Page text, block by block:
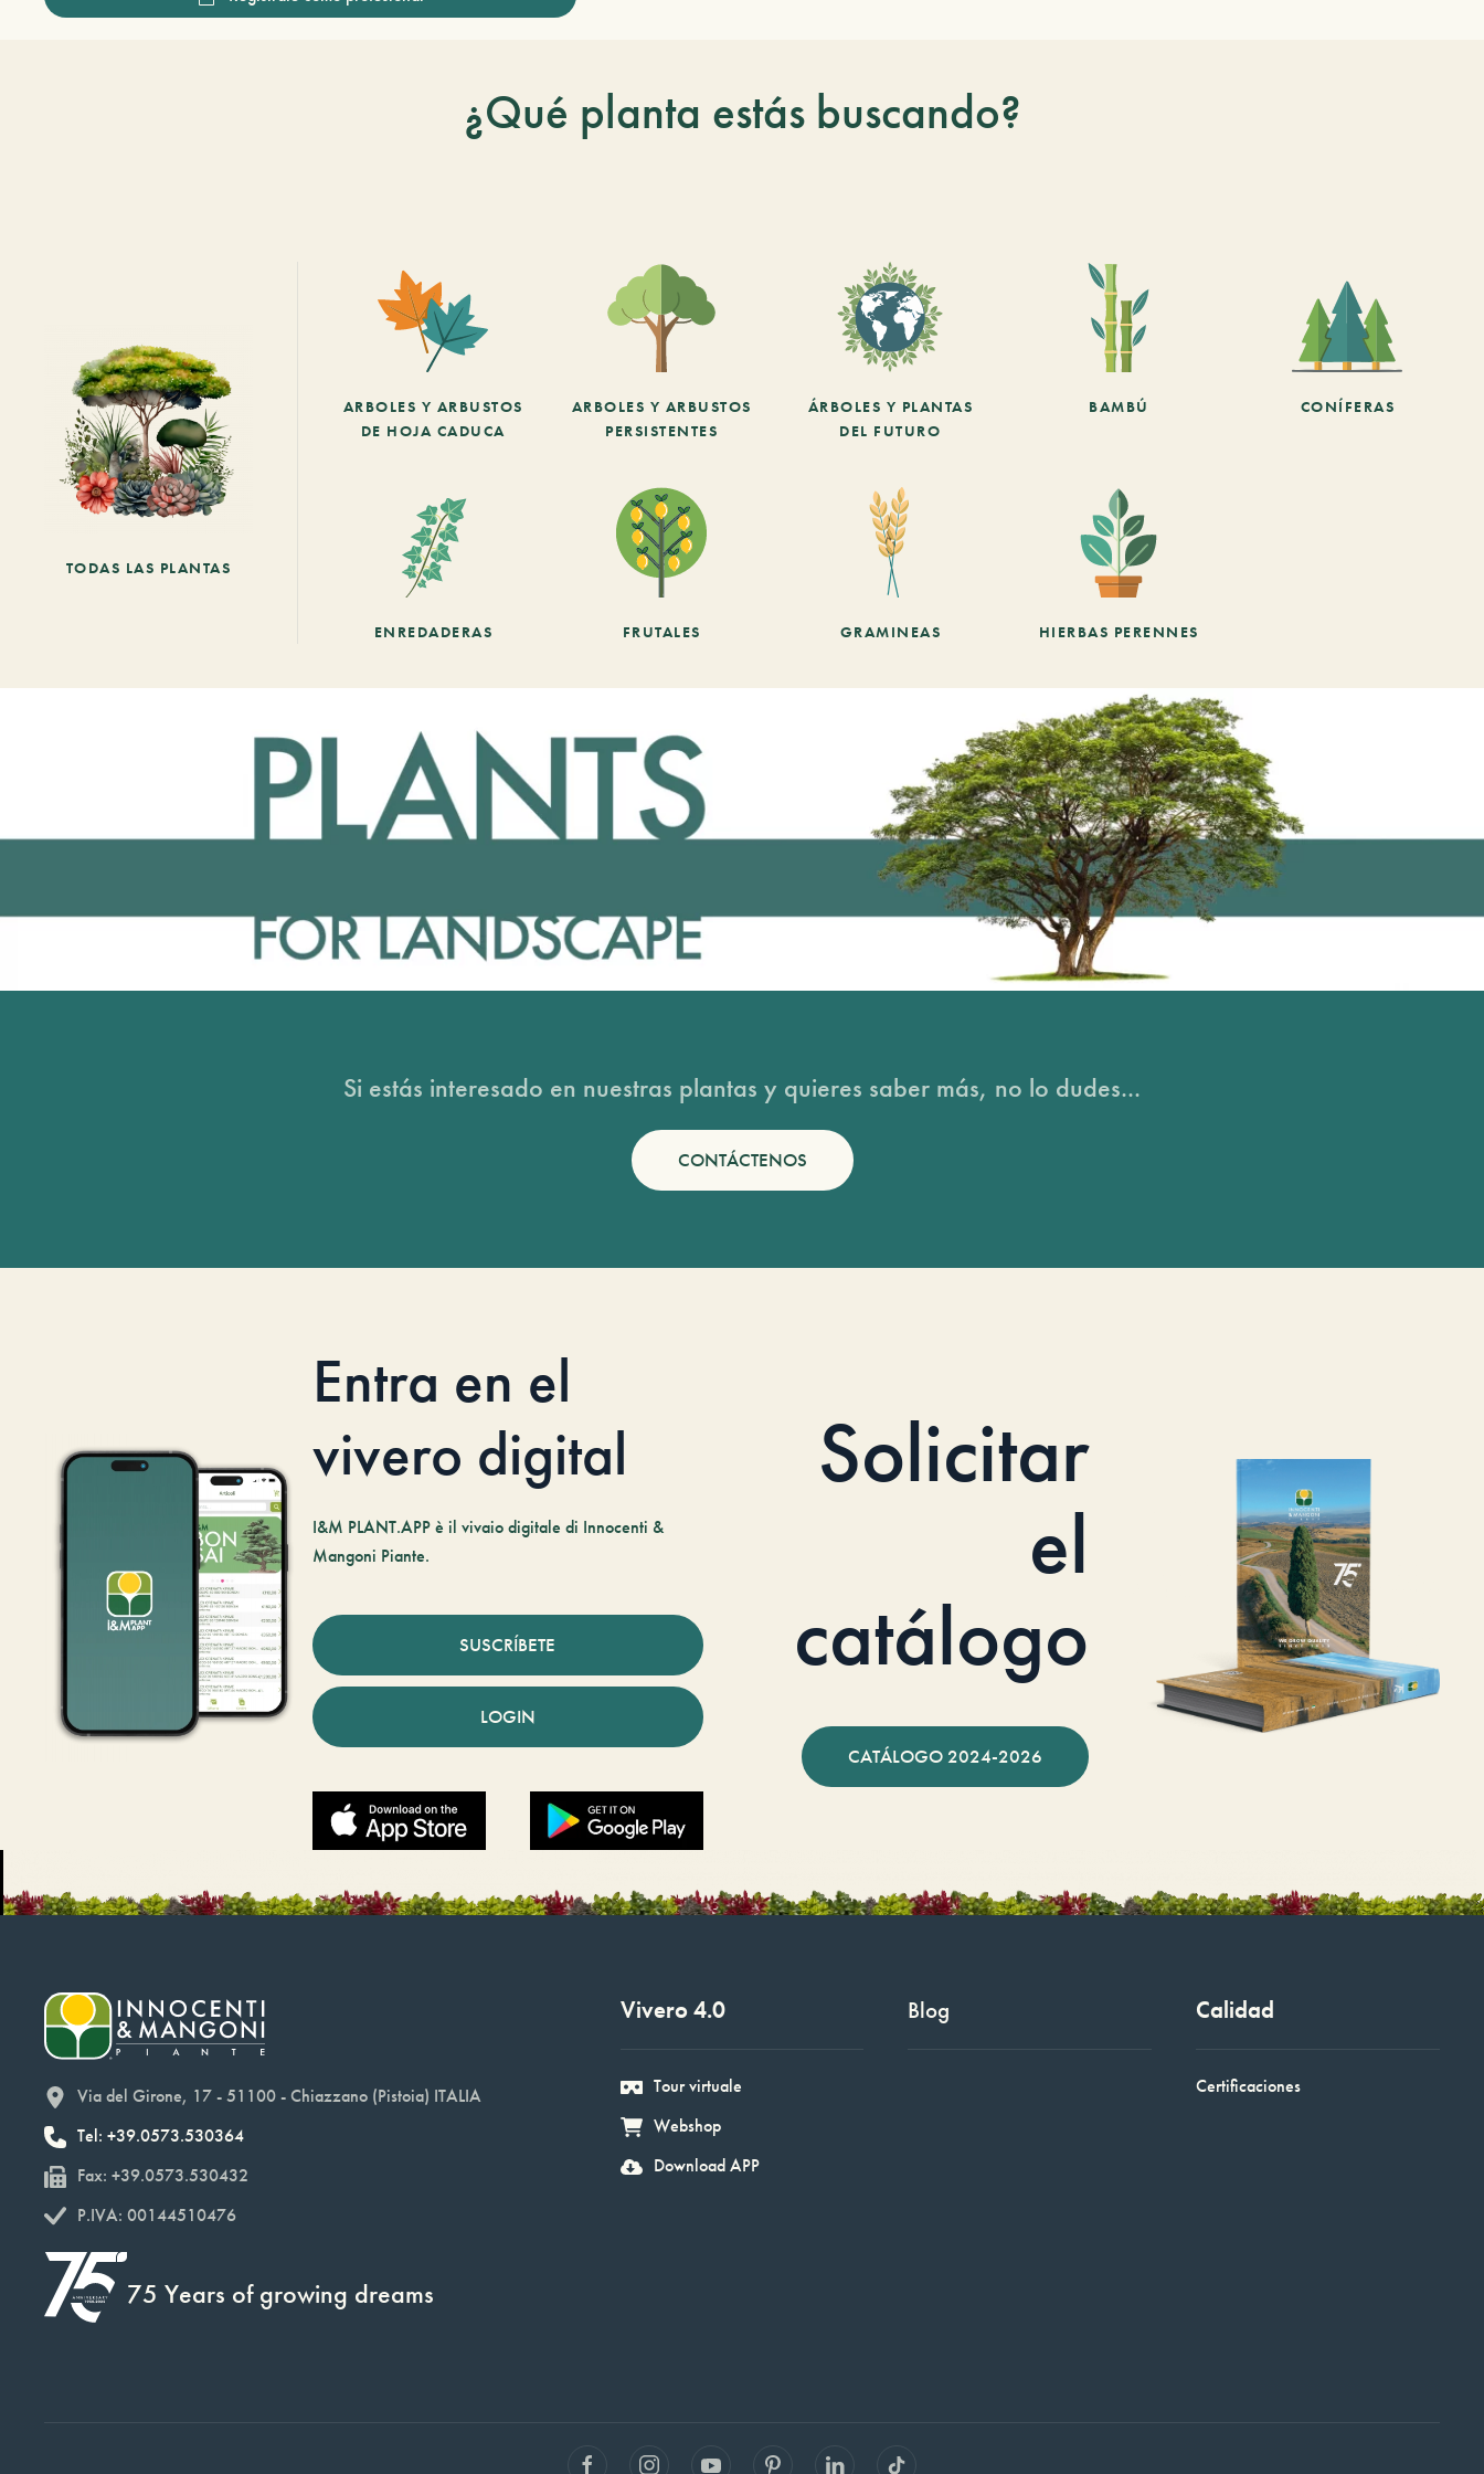
¿Qué planta estás buscando?
TODAS LAS PLANTAS
ARBOLES Y ARBUSTOS
DE HOJA CADUCA
ARBOLES Y ARBUSTOS
PERSISTENTES
ÁRBOLES Y PLANTAS
DEL FUTURO
BAMBÚ CONÍFERAS
ENREDADERAS FRUTALES GRAMINEAS HIERBAS PERENNES
Si estás interesado en nuestras plantas y quieres saber más, no lo dudes...
CONTÁCTENOS
Entra en el
vivero digital
I&M PLANT.APP è il vivaio digitale di Innocenti &
Mangoni Piante.
SUSCRÍBETE
LOGIN
Solicitar
el
catálogo
CATÁLOGO 2024-2026
Via del Girone, 17 - 51100 - Chiazzano (Pistoia) ITALIA
Tel: +39.0573.530364
Fax: +39.0573.530432
P.IVA: 00144510476
75 Years of growing dreams
Vivero 4.0
Tour virtuale
Webshop
Download APP
Blog Calidad
Certificaciones